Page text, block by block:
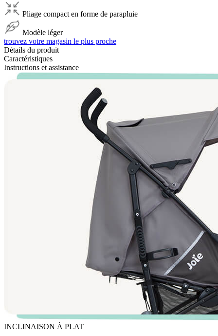
Pliage compact en forme de parapluie
Modèle léger
trouvez votre magasin le plus proche
Détails du produit
Caractéristiques
Instructions et assistance
INCLINAISON À PLAT